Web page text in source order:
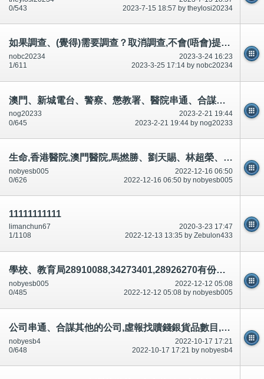
2023-7-15 18:57 by theylosi20234
0/543
如果調查、(覺得)需要調查？取消調查,不會(唔會)提供資料,給你機會升職(磨豆腐)？繼續屎,抹屎...咬人
2023-3-24 16:23
nobc20234
2023-3-25 17:14 by nobc20234
1/611
澳門、新城電台、警察、懲教署、醫院串通、合謀犯法犯罪。坐牢坐監/懲教署,需要釋放罪犯犯人,放人～公開
2023-2-21 19:44
nog20233
2023-2-21 19:44 by nog20233
0/645
生命,香港醫院,澳門醫院,馬撚勝、劉天賜、林超榮、曾繁光等等,預先/預知有人死？串通?承認,說話前後不一
2022-12-16 06:50
nobyesb005
2022-12-16 06:50 by nobyesb005
0/626
11111111111
2020-3-23 17:47
limanchun67
2022-12-13 13:35 by Zebulon433
1/1108
學校、教育局28910088,34273401,28926270有份車禍殺人.(說話前後不一)串通,合謀,論壇/討論區有講有說
2022-12-12 05:08
nobyesb005
2022-12-12 05:08 by nobyesb005
0/485
公司串通、合謀其他的公司,虛報找贖錢銀貨品數目,職員無/沒有留意,犯罪犯法，串通,合謀可以升職？
2022-10-17 17:21
nobyesb4
2022-10-17 17:21 by nobyesb4
0/648